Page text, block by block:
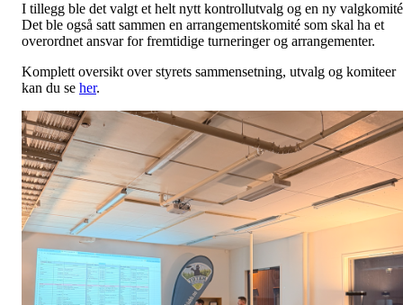
I tillegg ble det valgt et helt nytt kontrollutvalg og en ny
Det ble også satt sammen en arrangementskomité som skal ha et
overordnet ansvar for fremtidige turneringer og arrangementer.
Komplett oversikt over styrets sammensetning, utvalg og komiteer
kan du se her.